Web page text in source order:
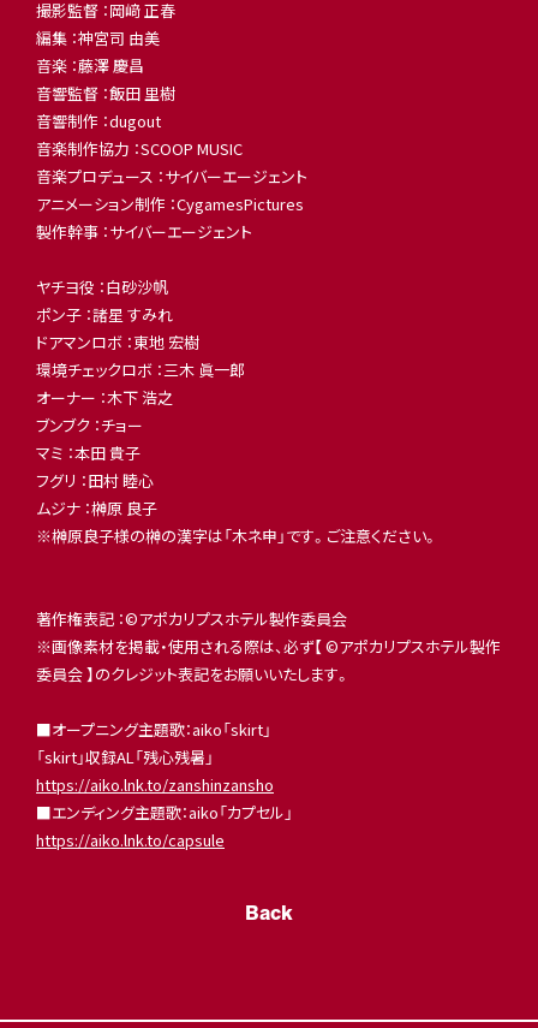
撮影監督 ：岡﨑 正春
編集 ：神宮司 由美
音楽 ：藤澤 慶昌
音響監督 ：飯田 里樹
音響制作 ：dugout
音楽制作協力 ：SCOOP MUSIC
音楽プロデュース ：サイバーエージェント
アニメーション制作 ：CygamesPictures
製作幹事 ：サイバーエージェント
ヤチヨ役 ：白砂沙帆
ポン子 ：諸星 すみれ
ドアマンロボ ：東地 宏樹
環境チェックロボ ：三木 眞一郎
オーナー ：木下 浩之
ブンブク ：チョー
マミ ：本田 貴子
フグリ ：田村 睦心
ムジナ ：榊󠄀原 良子
※榊󠄀原良子様の榊󠄀の漢字は「木ネ申」です。ご注意ください。
著作権表記 ：©アポカリプスホテル製作委員会
※画像素材を掲載・使用される際は、必ず【 ©アポカリプスホテル製作
委員会 】のクレジット表記をお願いいたします。
■オープニング主題歌：aiko「skirt」
「skirt」収録AL「残心残暑」
https://aiko.lnk.to/zanshinzansho
■エンディング主題歌：aiko「カプセル」
https://aiko.lnk.to/capsule
Back